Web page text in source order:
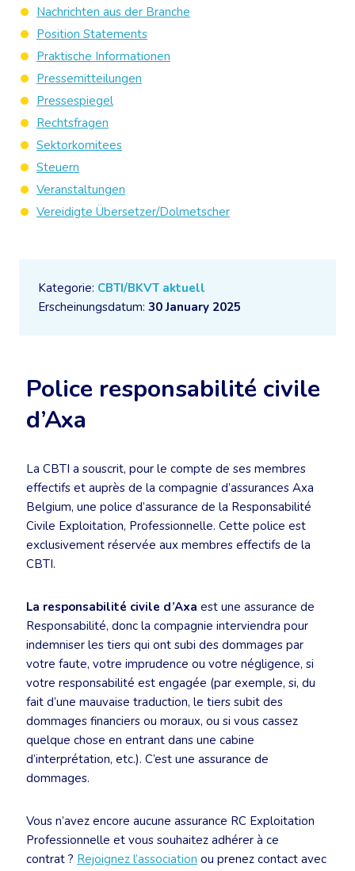
Kategorie: CBTI/BKVT aktuell
Erscheinungsdatum: 30 January 2025
Police responsabilité civile
d’Axa
La CBTI a souscrit, pour le compte de ses membres
effectifs et auprès de la compagnie d’assurances Axa
Belgium, une police d’assurance de la Responsabilité
Civile Exploitation, Professionnelle. Cette police est
exclusivement réservée aux membres effectifs de la
CBTI.
La responsabilité civile d’Axa est une assurance de
Responsabilité, donc la compagnie interviendra pour
indemniser les tiers qui ont subi des dommages par
votre faute, votre imprudence ou votre négligence, si
votre responsabilité est engagée (par exemple, si, du
fait d’une mauvaise traduction, le tiers subit des
dommages financiers ou moraux, ou si vous cassez
quelque chose en entrant dans une cabine
d’interprétation, etc.). C’est une assurance de
dommages.
Vous n’avez encore aucune assurance RC Exploitation
Professionnelle et vous souhaitez adhérer à ce
contrat ? Rejoignez l’association ou prenez contact avec
Nachrichten aus der Branche
Position Statements
Praktische Informationen
Pressemitteilungen
Pressespiegel
Rechtsfragen
Sektorkomitees
Steuern
Veranstaltungen
Vereidigte Übersetzer/Dolmetscher